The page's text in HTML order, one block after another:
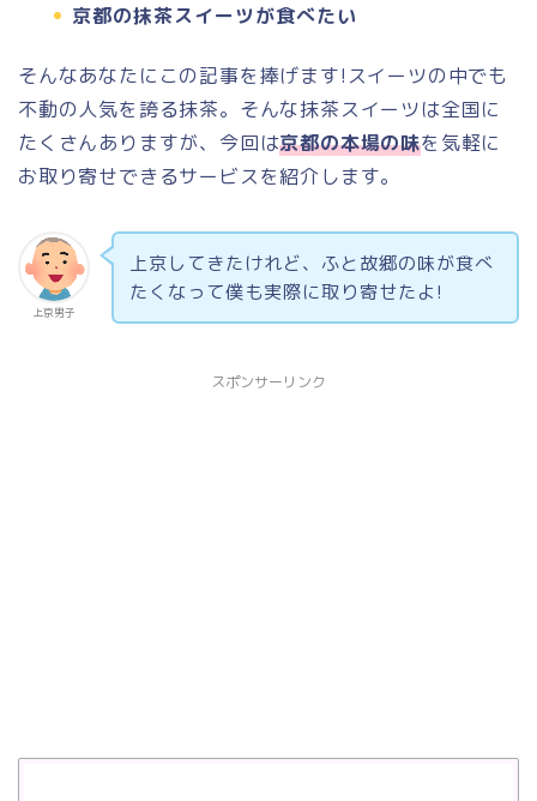
京都の抹茶スイーツが食べたい
そんなあなたにこの記事を捧げます!スイーツの中でも
不動の人気を誇る抹茶。そんな抹茶スイーツは全国に
たくさんありますが、今回は京都の本場の味を気軽に
お取り寄せできるサービスを紹介します。
上京男子
上京してきたけれど、ふと故郷の味が食べ
たくなって僕も実際に取り寄せたよ!
スポンサーリンク